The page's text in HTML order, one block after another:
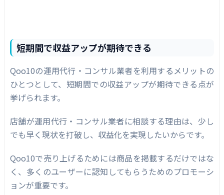
短期間で収益アップが期待できる
Qoo10の運用代行・コンサル業者を利用するメリットの
ひとつとして、短期間での収益アップが期待できる点が
挙げられます。
店舗が運用代行・コンサル業者に相談する理由は、少し
でも早く現状を打破し、収益化を実現したいからです。
Qoo10で売り上げるためには商品を掲載するだけではな
く、多くのユーザーに認知してもらうためのプロモーシ
ョンが重要です。